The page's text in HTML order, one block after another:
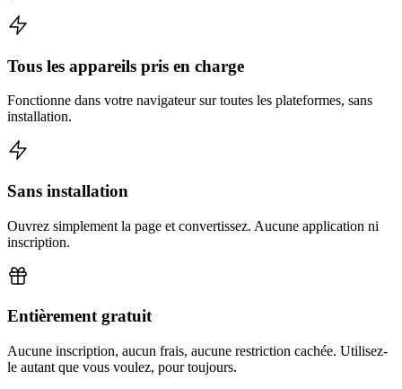
Tous les appareils pris en charge
Fonctionne dans votre navigateur sur toutes les plateformes, sans
installation.
Sans installation
Ouvrez simplement la page et convertissez. Aucune application ni
inscription.
Entièrement gratuit
Aucune inscription, aucun frais, aucune restriction cachée. Utilisez-
le autant que vous voulez, pour toujours.